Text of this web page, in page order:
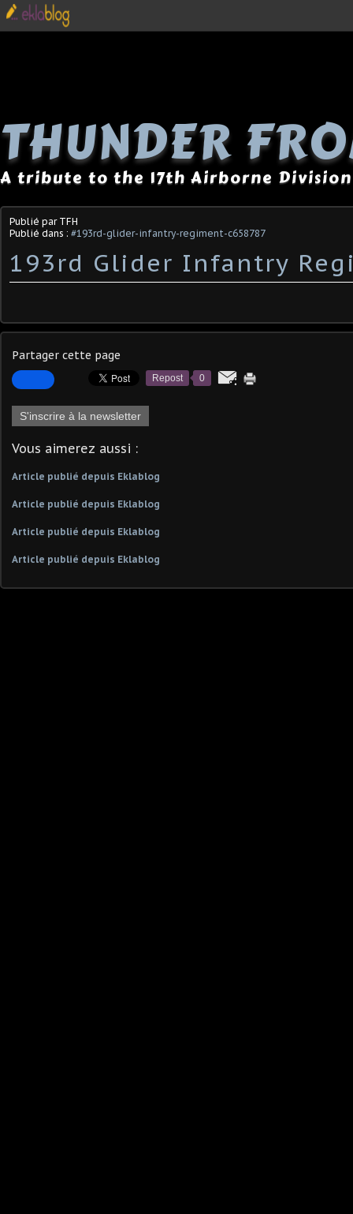
THUNDER
A tribute to the 17th Airborne Division
Publié par TFH
Publié dans : #193rd-glider-infantry-regiment-c658787
193rd Glider Infantry
Partager cette page
Repost 0
S'inscrire à la newsletter
Vous aimerez aussi :
Article publié depuis Eklablog
Article publié depuis Eklablog
Article publié depuis Eklablog
Article publié depuis Eklablog